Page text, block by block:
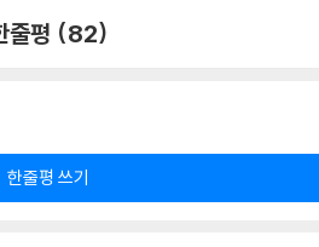
줄평 (82)
한줄평 쓰기